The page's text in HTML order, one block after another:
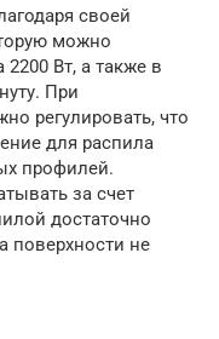
своей
можно
Вт, а также в
При
регулировать, что
для распила
профилей.
за счет
достаточно
поверхности не